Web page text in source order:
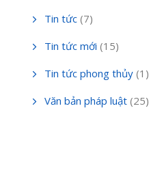
Tin tức (7)
Tin tức mới (15)
Tin tức phong thủy (1)
Văn bản pháp luật (25)